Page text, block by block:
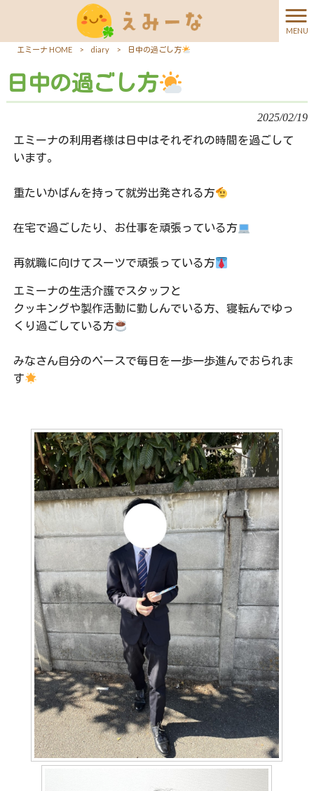
MENU
エミーナ HOME > diary > 日中の過ごし方
日中の過ごし方
2025/02/19
エミーナの利用者様は日中はそれぞれの時間を過ごして
います。
重たいかばんを持って就労出発される方
在宅で過ごしたり、お仕事を頑張っている方
再就職に向けてスーツで頑張っている方
エミーナの生活介護でスタッフと
クッキングや製作活動に勤しんでいる方、寝転んでゆっ
くり過ごしている方
みなさん自分のペースで毎日を一歩一歩進んでおられま
す